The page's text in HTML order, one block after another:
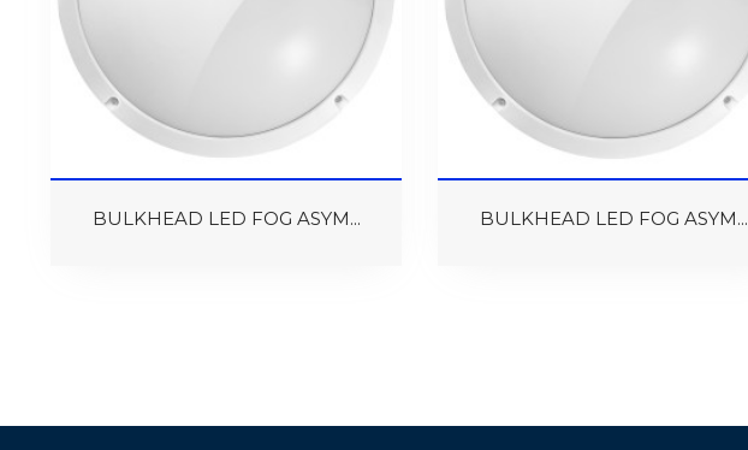
BULKHEAD LED FOG ASYM... BULKHEAD LED FOG ASYM...